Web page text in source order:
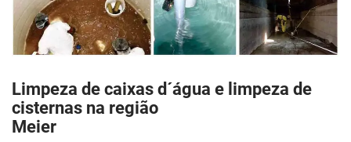
Limpeza de caixas d´água e limpeza de
cisternas na região
Meier